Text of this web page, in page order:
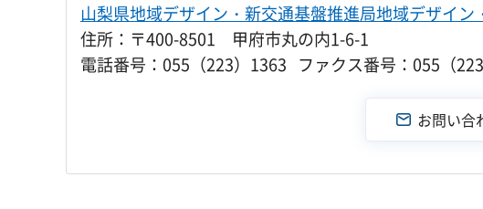
山梨県地域デザイン・新交通基盤推進局地域デザイ
住所：〒400-8501 甲府市丸の内1-6-1
電話番号：055（223）1363 ファクス番号：055（